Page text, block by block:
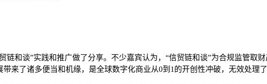
谈”实践和推广做了分享。不少嘉宾认为，“信贸链和谈”为合规监管取财
来了诸多便当和机缘，是全球数字化商业从0到1的开创性冲破，无效处理